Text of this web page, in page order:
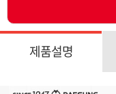
제품설명